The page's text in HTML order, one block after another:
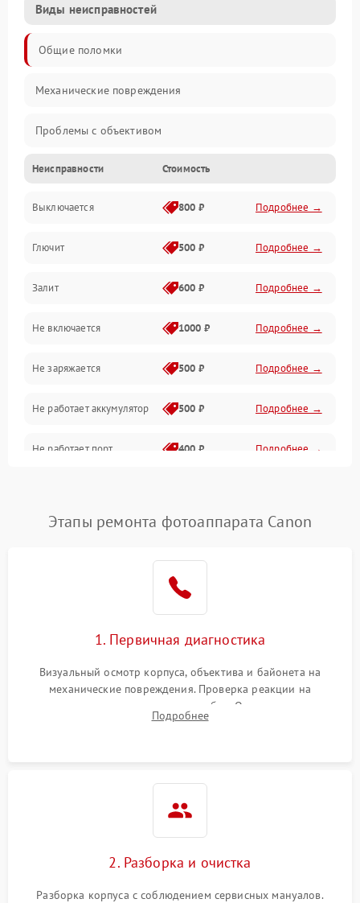
Виды неисправностей
Общие поломки
Механические повреждения
Проблемы с объективом
Электронные ошибки
Механические проблемы
Матрица и оптика
Питание и питание цепей
Проблемы с картами памяти
Объективы
Программные сбои
Коммуникации и интерфейсы
Неисправности Стоимость
Выключается 800 ₽ Подробнее →
Глючит 500 ₽ Подробнее →
Залит 600 ₽ Подробнее →
Не включается 1000 ₽ Подробнее →
Не заряжается 500 ₽ Подробнее →
Не работает аккумулятор 500 ₽ Подробнее →
Не работает порт 400 ₽ Подробнее →
Этапы ремонта фотоаппарата Canon
1. Первичная диагностика
Визуальный осмотр корпуса, объектива и байонета на
механические повреждения. Проверка реакции на
включение, считывание кодов ошибок. Оценка состояния
матрицы и затвора, проверка работы автофокуса и вспышки.
Подробнее
2. Разборка и очистка
Разборка корпуса с соблюдением сервисных мануалов.